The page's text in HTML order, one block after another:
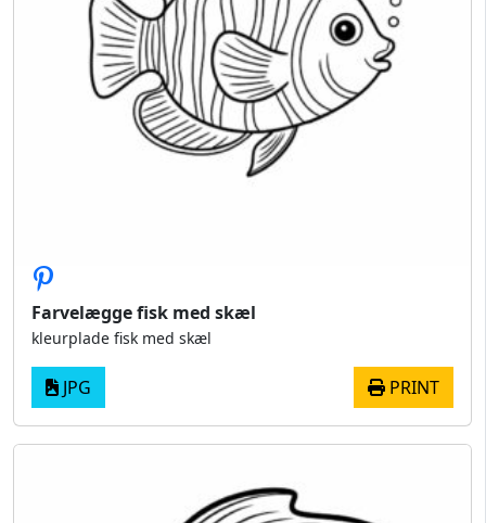
Farvelægge fisk med skæl
kleurplade fisk med skæl
JPG PRINT